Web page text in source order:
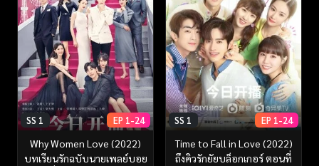
SS 1 EP 1-24
Why Women Love (2022)
บทเรียนรักฉบับนายเพลย์บอย
SS 1 EP 1-24
Time to Fall in Love (2022)
ถึงคิวรักยัยบล็อกเกอร์ ตอนที่